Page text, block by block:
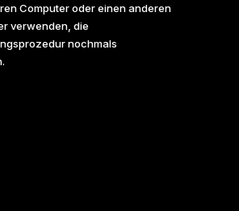
Computer oder einen anderen
verwenden, die
nochmals